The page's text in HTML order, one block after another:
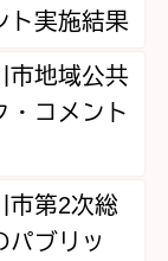
ト実施結果
市地域公共
・コメント
市第2次総
パブリッ